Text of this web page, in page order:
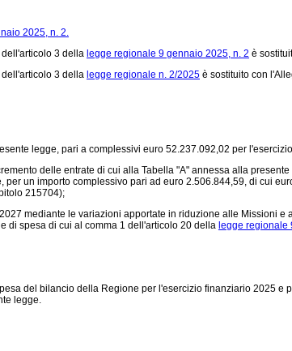
2025, n. 2.
3 della legge regionale 9 gennaio 2025, n. 2 è
3 della legge regionale n. 2/2025 è sostituito con
legge, pari a complessivi euro 52.237.092,02 per
delle entrate di cui alla Tabella "A" annessa alla
per un importo complessivo pari ad euro 2.506.844,59, di cui
215704);
mediante le variazioni apportate in riduzione alle Missioni
di spesa di cui al comma 1 dell'articolo 20 della legge regionale
del bilancio della Regione per l'esercizio finanziario 2025
legge.